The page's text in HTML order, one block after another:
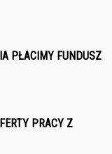
PŁACIMY FUNDUSZ
PRACY Z